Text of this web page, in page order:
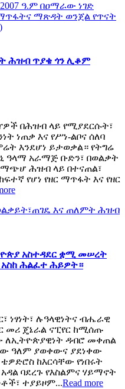
2007 ዓ.ም በዐማራው ነገድ
ማጽዳት ወንጀል የጥናት
ሕዝብ ጥያቄ ጎን ሊቆም
በሕዝብ ላይ የሚያደርሱት፣
ነጠቃ እና የሥነ-ልቦና ሰለባ
እንደሆነ ይታወቃል። የትግሬ
ዓላማ አራማጅ ቡድን፣ በወልቃት
ሕዝብ ላይ በተናጠል፣
የሆነ የዘር ማጥፋት እና የዘር
እና ጠለምት ሕዝብ
አስተዳደር ቋሚ መሠረት
አስከ ሕልፈተ ሕይዎት።
ነፃነት፣ ሉዓላዊነትና ብሔራዊ
መሪ ጄኔራል ናፒየር ከሚሰጡ
ዳብሮ መቀጠል
ዓለም ያወቀውና ያደነቀው
ከእርሳቸው የነበሩት
ባደረጉ የእስልምና ሃይማኖት
ተያይዞም...Read more